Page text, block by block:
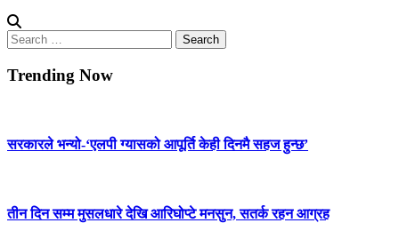
Search
for:
Trending Now
सरकारले भन्यो-‘एलपी ग्यासको आपूर्ति केही दिनमै सहज हुन्छ’
तीन दिन सम्म मुसलधारे देखि आरिघोप्टे मनसुन, सतर्क रहन आग्रह